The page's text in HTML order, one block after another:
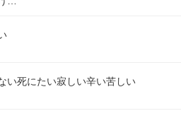
い死にたい寂しい辛い苦しい